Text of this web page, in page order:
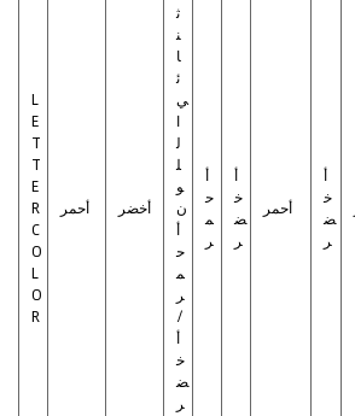
L
E
T
T
E
R
C
O
L
O
R
أحمر أخضر
ث
ن
ا
ئ
ي
ا
ل
ل
و
ن
أ
ح
م
ر
/
أ
خ
ض
ر
أ
ح
م
ر
أ
خ
ض
ر
أحمر
أ
خ
ض
ر